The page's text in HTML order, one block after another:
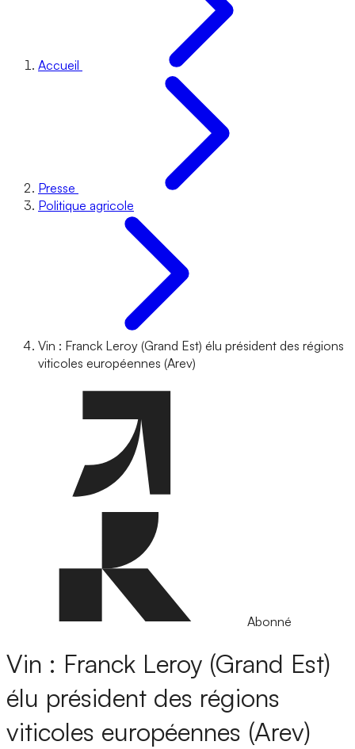
Accueil
Presse
Politique agricole
Vin : Franck Leroy (Grand Est) élu président des régions
viticoles européennes (Arev)
Abonné
Vin : Franck Leroy (Grand Est)
élu président des régions
viticoles européennes (Arev)